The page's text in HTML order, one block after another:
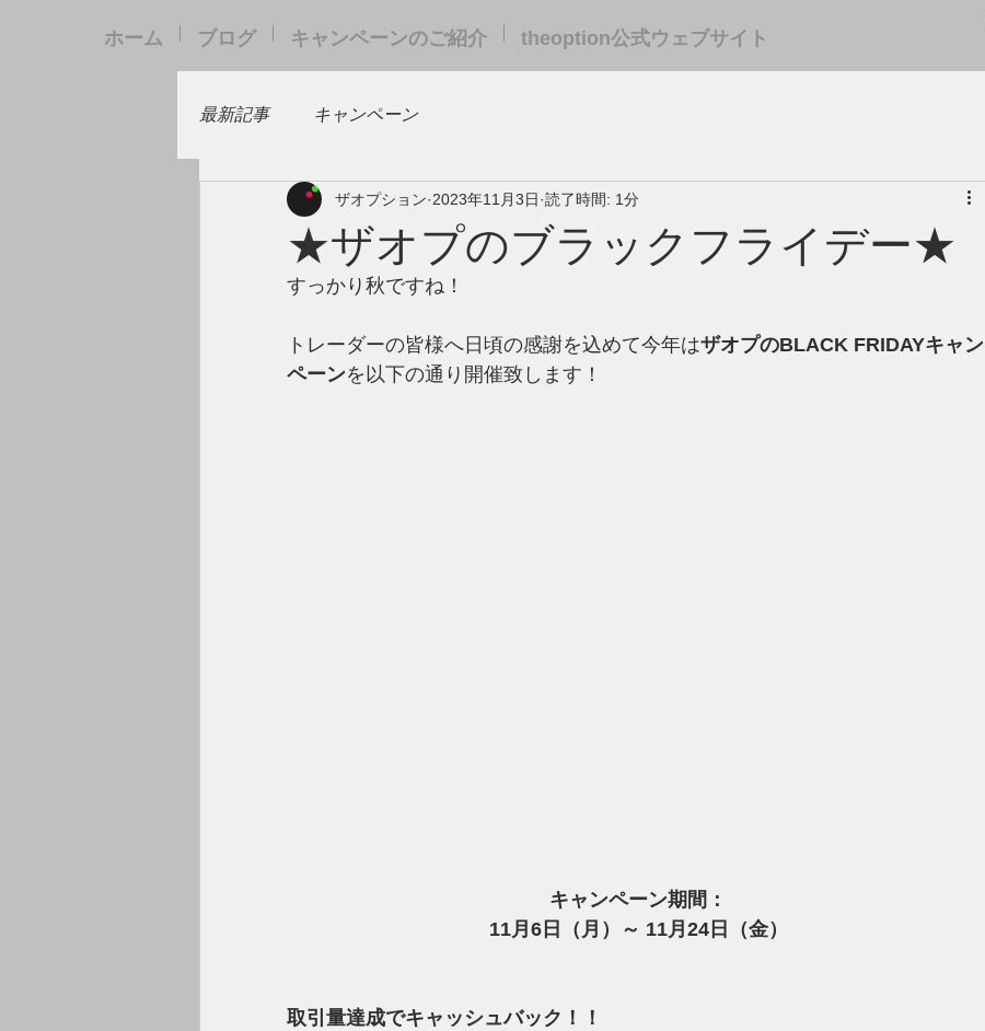
ホーム ブログ キャンペーンのご紹介 theoption公式ウェブサイト
最新記事 キャンペーン
★ザオプのブラックフライデー★
ザオプション 2023年11月3日 読了時間: 1分
すっかり秋ですね！
トレーダーの皆様へ日頃の感謝を込めて今年はザオプのBLACK FRIDAYキャン
ペーンを以下の通り開催致します！
キャンペーン期間：
11月6日（月）～ 11月24日（金）
取引量達成でキャッシュバック！！